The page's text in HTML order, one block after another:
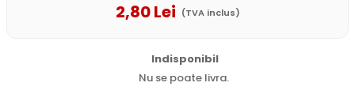
2,80Lei (TVA inclus)
Indisponibil
Nu se poate livra.